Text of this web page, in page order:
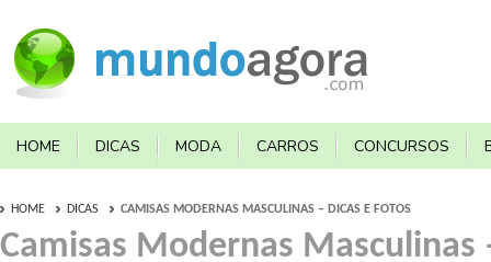
HOME DICAS MODA CARROS CONCURSOS
HOME DICAS CAMISAS MODERNAS MASCULINAS – DICAS E FOTOS
Camisas Modernas Masculinas